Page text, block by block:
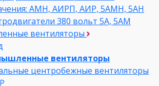
АМН, АИРП, АИР, 5АМН, 5АН
380 вольт 5А, 5АМ
вентиляторы
вентиляторы
центробежные вентиляторы